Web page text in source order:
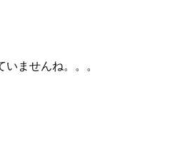
ませんね。。。